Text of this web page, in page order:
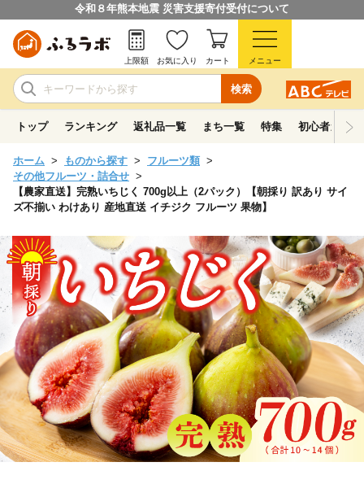
令和８年熊本地震 災害支援寄付受付について
検索
上限額 お気に入り カート メニュー
トップ ランキング 返礼品一覧 まち一覧 特集 初心者ガイド
ホーム ものから探す
フルーツ類
その他フルーツ・詰合せ
【農家直送】完熟いちじく 700g以上（2パック）【朝採り 訳あり サイ
ズ不揃い わけあり 産地直送 イチジク フルーツ 果物】